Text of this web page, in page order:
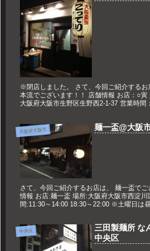
※閉店しました。 さて、今回ご紹介する
本流でございます！！ 店舗情報 お店：○寅
大阪府大阪市生野区生野西2-1-37 営業時
大阪府大阪市 麺一盃@大阪
さて、今回ご紹介するお店は、 麺一盃で
情報 お店:麺一盃 場所:大阪府大阪市西淀川
間:11:30～14:00 18:30～22:00 ※土曜日は
中央区
三田製麺所 な
中央区